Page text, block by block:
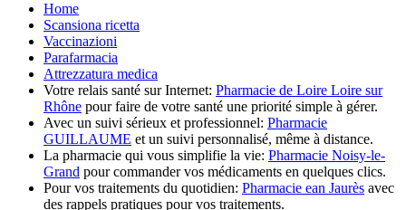
Home
Scansiona ricetta
Vaccinazioni
Parafarmacia
Attrezzatura medica
Votre relais santé sur Internet: Pharmacie de Loire Loire sur
Rhône pour faire de votre santé une priorité simple à gérer.
Avec un suivi sérieux et professionnel: Pharmacie
GUILLAUME et un suivi personnalisé, même à distance.
La pharmacie qui vous simplifie la vie: Pharmacie Noisy-le-
Grand pour commander vos médicaments en quelques clics.
Pour vos traitements du quotidien: Pharmacie ean Jaurès avec
des rappels pratiques pour vos traitements.